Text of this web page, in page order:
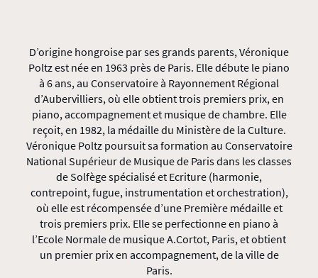
D’origine hongroise par ses grands parents, Véronique
Poltz est née en 1963 près de Paris. Elle débute le piano
à 6 ans, au Conservatoire à Rayonnement Régional
d’Aubervilliers, où elle obtient trois premiers prix, en
piano, accompagnement et musique de chambre. Elle
reçoit, en 1982, la médaille du Ministère de la Culture.
Véronique Poltz poursuit sa formation au Conservatoire
National Supérieur de Musique de Paris dans les classes
de Solfège spécialisé et Ecriture (harmonie,
contrepoint, fugue, instrumentation et orchestration),
où elle est récompensée d’une Première médaille et
trois premiers prix. Elle se perfectionne en piano à
l’Ecole Normale de musique A.Cortot, Paris, et obtient
un premier prix en accompagnement, de la ville de
Paris.